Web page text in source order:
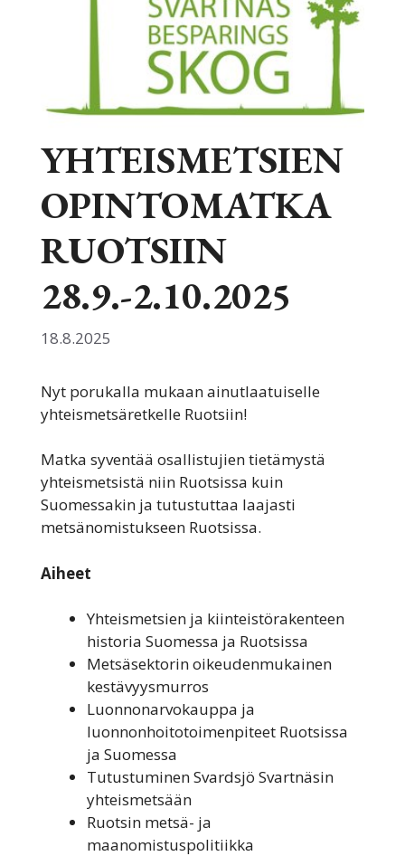
YHTEISMETSIEN
OPINTOMATKA
RUOTSIIN
28.9.-2.10.2025
18.8.2025
Nyt porukalla mukaan ainutlaatuiselle
yhteismetsäretkelle Ruotsiin!
Matka syventää osallistujien tietämystä
yhteismetsistä niin Ruotsissa kuin
Suomessakin ja tutustuttaa laajasti
metsänomistukseen Ruotsissa.
Aiheet
Yhteismetsien ja kiinteistörakenteen
historia Suomessa ja Ruotsissa
Metsäsektorin oikeudenmukainen
kestävyysmurros
Luonnonarvokauppa ja
luonnonhoitotoimenpiteet Ruotsissa
ja Suomessa
Tutustuminen Svardsjö Svartnäsin
yhteismetsään
Ruotsin metsä- ja
maanomistuspolitiikka